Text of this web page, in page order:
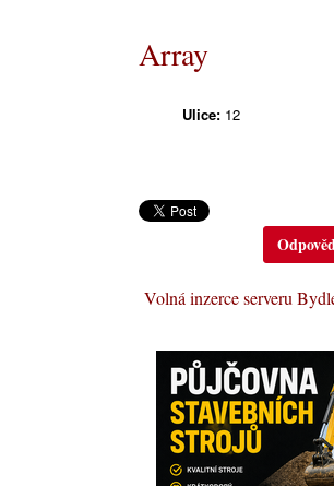
Array
Ulice: 12
Volná inzerce serveru